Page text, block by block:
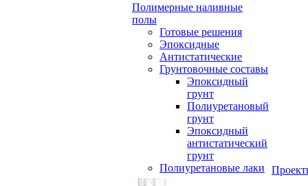
Полимерные наливные
полы
Готовые решения
Эпоксидные
Антистатические
Грунтовочные составы
Эпоксидный
грунт
Полиуретановый
грунт
Эпоксидный
антистатический
грунт
Полиуретановые лаки